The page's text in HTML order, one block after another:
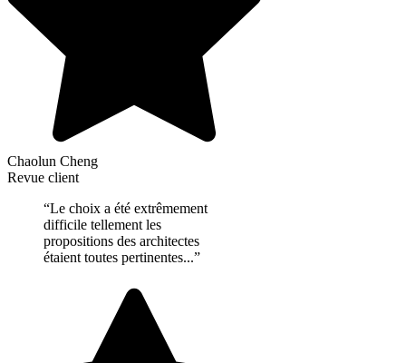
Chaolun Cheng
Revue client
“Le choix a été extrêmement
difficile tellement les
propositions des architectes
étaient toutes pertinentes...”